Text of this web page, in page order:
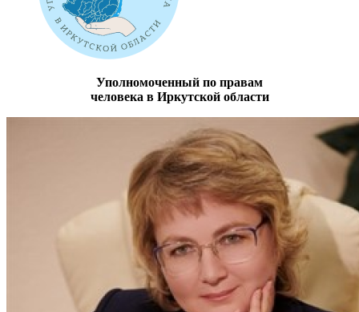
Уполномоченный по правам
человека в Иркутской области